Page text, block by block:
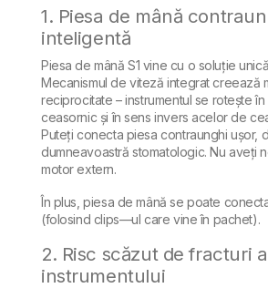
1. Piesa de mână
inteligentă
Piesa de mână S1 vine cu o soluție
Mecanismul de viteză integrat creează
reciprocitate – instrumentul se rotește
ceasornic și în sens invers acelor de
Puteți conecta piesa contraunghi ușor,
dumneavoastră stomatologic. Nu aveți
motor extern.
În plus, piesa de mână se poate
(folosind clips—ul care vine în pachet).
2. Risc scăzut de fracturi
instrumentului